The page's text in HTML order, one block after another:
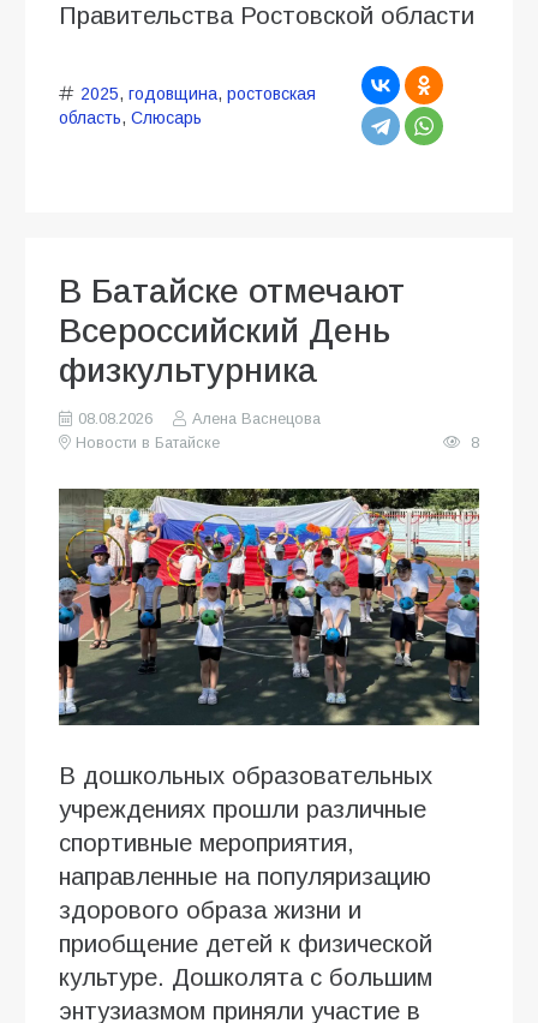
Правительства Ростовской области
2025, годовщина, ростовская
область, Слюсарь
В Батайске отмечают
Всероссийский День
физкультурника
08.08.2026
Алена Васнецова
Новости в Батайске
8
В дошкольных образовательных
учреждениях прошли различные
спортивные мероприятия,
направленные на популяризацию
здорового образа жизни и
приобщение детей к физической
культуре. Дошколята с большим
энтузиазмом приняли участие в